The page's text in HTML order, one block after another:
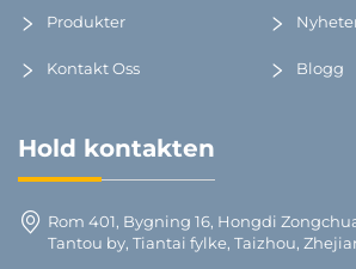
Produkter
Kontakt Oss Blogg
Hold kontakten
Rom 401, Bygning 16, Hongdi
Tantou by, Tiantai fylke, Taizhou,